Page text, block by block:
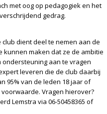
met oog op pedagogiek en het
gedrag.
dient deel te nemen aan de
kunnen maken dat ze de ambitie
aan te vragen
leveren die de club daarbij
95% van de leden 18 jaar of
Vragen hierover?
Lemstra via 06-50458365 of